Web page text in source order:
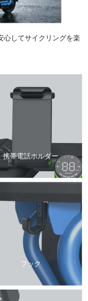
心してサイクリングを楽​​
携帯電話ホルダー
フック